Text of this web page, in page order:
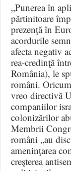
„Punerea în
părtinitoare
prezenţă în
acordurile
afecta negativ
rea-credinţă
România), le
români.
vreo directivă
companiilor
colonizărilor
Membrii
români „au
ameninţarea
creşterea